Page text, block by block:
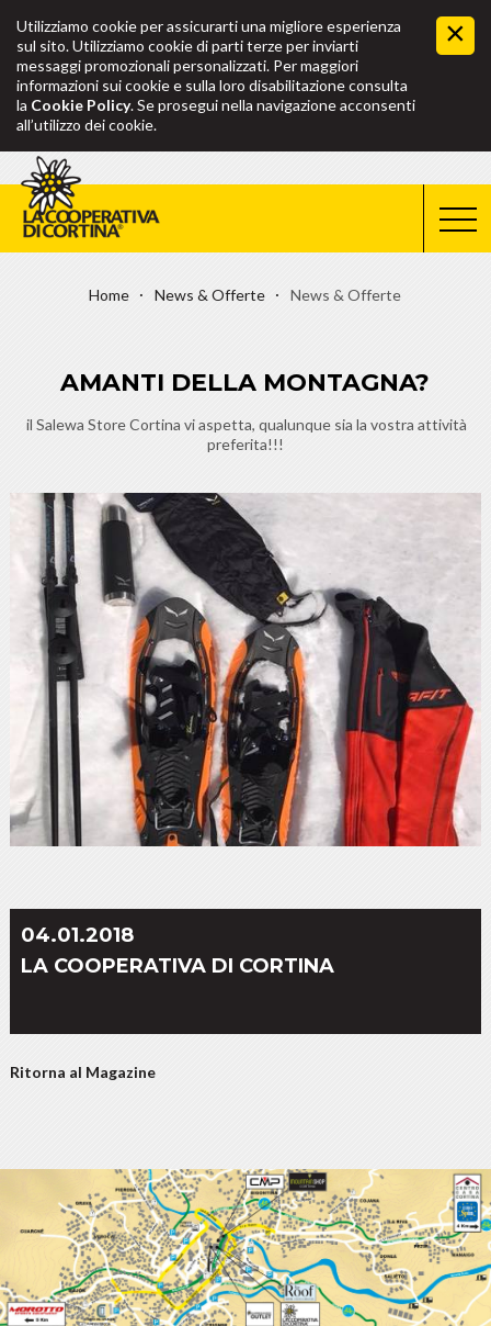
Utilizziamo cookie per assicurarti una migliore esperienza
sul sito. Utilizziamo cookie di parti terze per inviarti
messaggi promozionali personalizzati. Per maggiori
informazioni sui cookie e sulla loro disabilitazione consulta
la Cookie Policy. Se prosegui nella navigazione acconsenti
all’utilizzo dei cookie.
Home News & Offerte News & Offerte
AMANTI DELLA MONTAGNA?
il Salewa Store Cortina vi aspetta, qualunque sia la vostra attività
preferita!!!
04.01.2018
LA COOPERATIVA DI CORTINA
Ritorna al Magazine